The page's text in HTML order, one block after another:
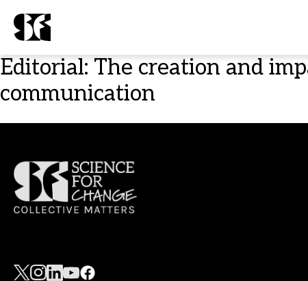
Editorial: The creation and
communication